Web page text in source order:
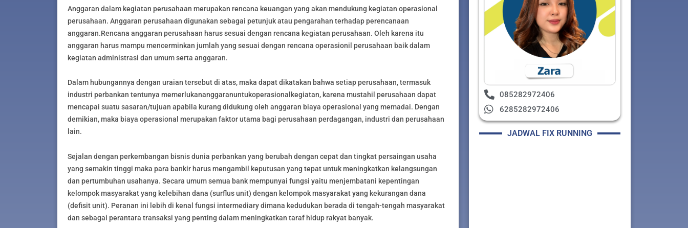
Anggaran dalam kegiatan perusahaan merupakan rencana keuangan yang akan mendukung kegiatan operasional
perusahaan. Anggaran perusahaan digunakan sebagai petunjuk atau pengarahan terhadap perencanaan
anggaran.Rencana anggaran perusahaan harus sesuai dengan rencana kegiatan perusahaan. Oleh karena itu
anggaran harus mampu mencerminkan jumlah yang sesuai dengan rencana operasionil perusahaan baik dalam
kegiatan administrasi dan umum serta anggaran.
Dalam hubungannya dengan uraian tersebut di atas, maka dapat dikatakan bahwa setiap perusahaan, termasuk
industri perbankan tentunya memerlukananggaranuntukoperasionalkegiatan, karena mustahil perusahaan dapat
mencapai suatu sasaran/tujuan apabila kurang didukung oleh anggaran biaya operasional yang memadai. Dengan
demikian, maka biaya operasional merupakan faktor utama bagi perusahaan perdagangan, industri dan perusahaan
lain.
Sejalan dengan perkembangan bisnis dunia perbankan yang berubah dengan cepat dan tingkat persaingan usaha
yang semakin tinggi maka para bankir harus mengambil keputusan yang tepat untuk meningkatkan kelangsungan
dan pertumbuhan usahanya. Secara umum semua bank mempunyai fungsi yaitu menjembatani kepentingan
kelompok masyarakat yang kelebihan dana (surflus unit) dengan kelompok masyarakat yang kekurangan dana
(defisit unit). Peranan ini lebih di kenal fungsi intermediary dimana kedudukan berada di tengah-tengah masyarakat
dan sebagai perantara transaksi yang penting dalam meningkatkan taraf hidup rakyat banyak.
085282972406
6285282972406
JADWAL FIX RUNNING